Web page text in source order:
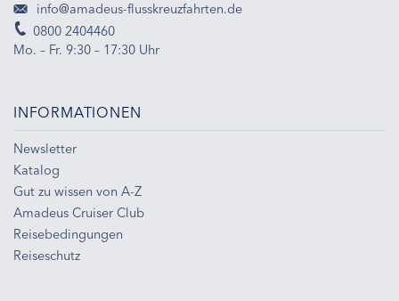
info@amadeus-flusskreuzfahrten.de
0800 2404460
Mo. – Fr. 9:30 – 17:30 Uhr
INFORMATIONEN
Newsletter
Katalog
Gut zu wissen von A-Z
Amadeus Cruiser Club
Reisebedingungen
Reiseschutz